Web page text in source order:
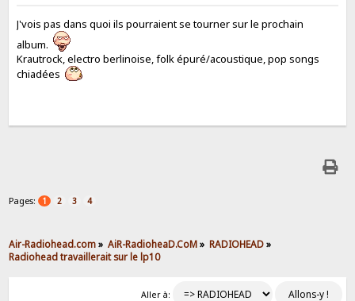
J'vois pas dans quoi ils pourraient se tourner sur le prochain
album.
Krautrock, electro berlinoise, folk épuré/acoustique, pop songs
chiadées
Pages: 1 2 3 4
Air-Radiohead.com» AiR-RadioheaD.CoM» RADIOHEAD»
Radiohead travaillerait sur le lp10
Aller à: